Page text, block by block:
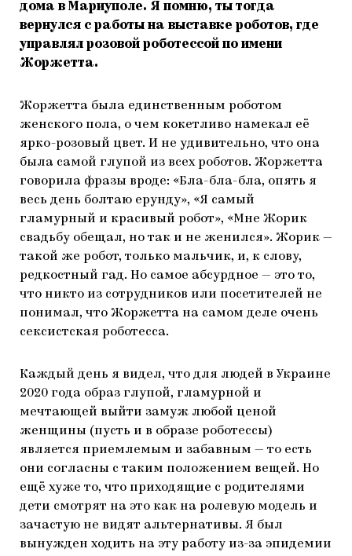
дома в Мариуполе. Я помню, ты тогда
вернулся с работы на выставке роботов, где
управлял розовой роботессой по имени
Жоржетта.
Жоржетта была единственным роботом
женского пола, о чем кокетливо намекал её
ярко-розовый цвет. И не удивительно, что она
была самой глупой из всех роботов. Жоржетта
говорила фразы вроде: «Бла-бла-бла, опять я
весь день болтаю ерунду», «Я самый
гламурный и красивый робот», «Мне Жорик
свадьбу обещал, но так и не женился». Жорик —
такой же робот, только мальчик, и, к слову,
редкостный гад. Но самое абсурдное — это то,
что никто из сотрудников или посетителей не
понимал, что Жоржетта на самом деле очень
сексистская роботесса.
Каждый день я видел, что для людей в Украине
2020 года образ глупой, гламурной и
мечтающей выйти замуж любой ценой
женщины (пусть и в образе роботессы)
является приемлемым и забавным — то есть
они согласны с таким положением вещей. Но
ещё хуже то, что приходящие с родителями
дети смотрят на это как на ролевую модель и
зачастую не видят альтернативы. Я был
вынужден ходить на эту работу из-за эпидемии